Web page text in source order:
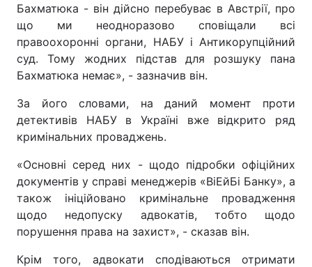
Бахматюка - він дійсно перебуває в Австрії, про
що ми неодноразово сповіщали всі
правоохоронні органи, НАБУ і Антикорупційний
суд. Тому жодних підстав для розшуку пана
Бахматюка немає», - зазначив він.
За його словами, на даний момент проти
детективів НАБУ в Україні вже відкрито ряд
кримінальних проваджень.
«Основні серед них - щодо підробки офіційних
документів у справі менеджерів «ВіЕйБі Банку», а
також ініційовано кримінальне провадження
щодо недопуску адвокатів, тобто щодо
порушення права на захист», - сказав він.
Крім того, адвокати сподіваються отримати